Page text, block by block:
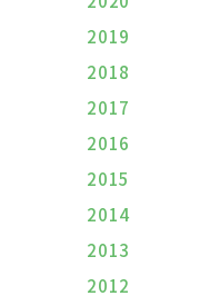
2019
2018
2017
2016
2015
2014
2013
2012